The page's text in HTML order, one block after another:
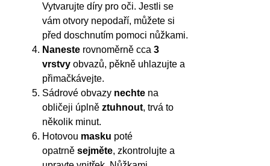
Vytvarujte díry pro oči. Jestli se
vám otvory nepodaří, můžete si
před doschnutím pomoci nůžkami.
Nanesterovnoměrně cca 3
vrstvyobvazů, pěkně uhlazujte a
přimačkávejte.
Sádrové obvazy nechtena
obličeji úplně ztuhnout, trvá to
několik minut.
Hotovou masku poté
opatrně sejměte, zkontrolujte a